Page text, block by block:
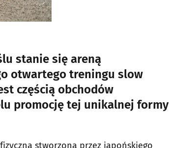
stanie się areną
otwartego treningu slow
częścią obchodów
promocję tej unikalnej formy
stworzona przez japońskiego